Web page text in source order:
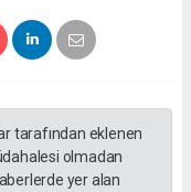
tarafından eklenen
olmadan
yer alan